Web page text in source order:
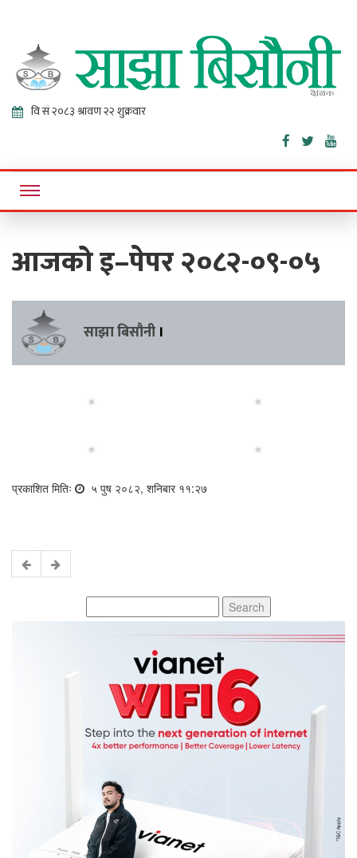
Sajha
Bisaunee
Online News Portal
आजको इ–पेपर २०८२-०९-०५
साझा बिसौनी ।
प्रकाशित मितिः ५ पुष २०८२, शनिबार ११:२७
for: